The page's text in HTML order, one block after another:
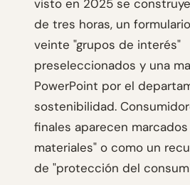
visto en 2025 se
de tres horas, un
veinte "grupos de interés"
preseleccionados y una
PowerPoint por el
sostenibilidad.
finales aparecen
materiales" o como un
de "protección del